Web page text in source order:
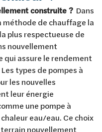
construite ? Dans
méthode de chauffage la
plus respectueuse de
nouvellement
qui assure le rendement
types de pompes à
les nouvelles
leur énergie
une pompe à
eau/eau. Ce choix
nouvellement